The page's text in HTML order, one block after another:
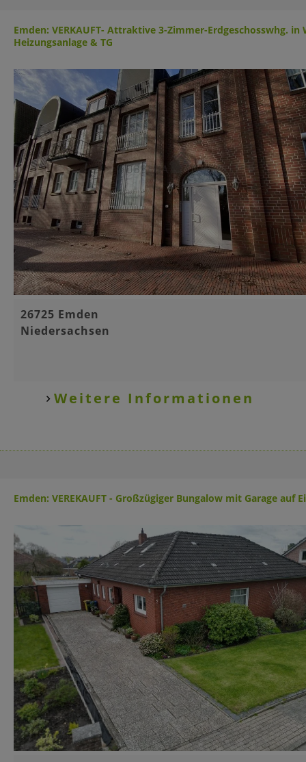
Emden: VERKAUFT- Attraktive 3-Zimmer-Erdgeschosswhg. in
Heizungsanlage & TG
Basisinformationen
26725 Emden
Niedersachsen
Weitere Informationen
Emden: VEREKAUFT - Großzügiger Bungalow mit Garage
Basisinformationen